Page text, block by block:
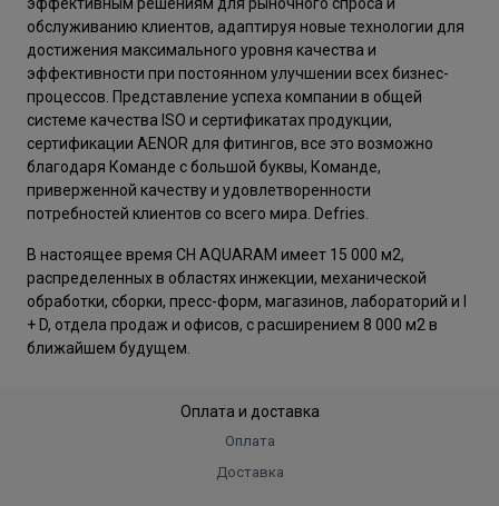
обслуживанию клиентов, адаптируя новые технологии для
достижения максимального уровня качества и
эффективности при постоянном улучшении всех бизнес-
процессов. Представление успеха компании в общей
системе качества ISO и сертификатах продукции,
сертификации AENOR для фитингов, все это возможно
благодаря Команде с большой буквы, Команде,
приверженной качеству и удовлетворенности
потребностей клиентов со всего мира. Defries.
В настоящее время CH AQUARAM имеет 15 000 м2,
распределенных в областях инжекции, механической
обработки, сборки, пресс-форм, магазинов, лабораторий и I
+ D, отдела продаж и офисов, с расширением 8 000 м2 в
ближайшем будущем.
Оплата и доставка
Оплата
Доставка